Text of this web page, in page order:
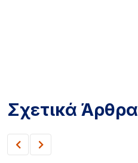
Σχετικά Άρθρα